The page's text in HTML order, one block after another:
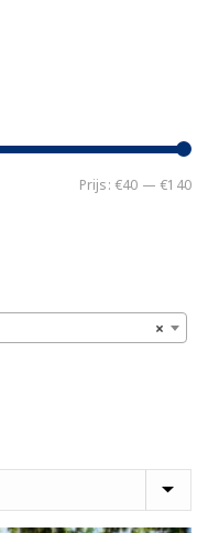
Prijs: €40 —€140
×